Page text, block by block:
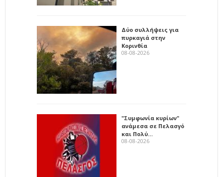
Δύο συλλήψεις για
πυρκαγιά στην
Κορινθία
08-08-2026
"Συμφωνία κυρίων"
ανάμεσα σε Πελασγό
και Πολύ…
08-08-2026